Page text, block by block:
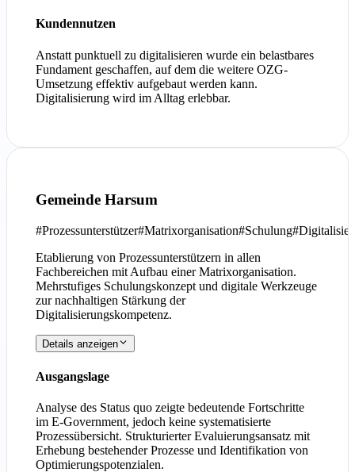
Kundennutzen
Anstatt punktuell zu digitalisieren wurde ein belastbares
Fundament geschaffen, auf dem die weitere OZG-
Umsetzung effektiv aufgebaut werden kann.
Digitalisierung wird im Alltag erlebbar.
Gemeinde Harsum
#Prozessunterstützer#Matrixorganisation#Schulung#
Etablierung von Prozessunterstützern in allen
Fachbereichen mit Aufbau einer Matrixorganisation.
Mehrstufiges Schulungskonzept und digitale Werkzeuge
zur nachhaltigen Stärkung der
Digitalisierungskompetenz.
Details anzeigen
Ausgangslage
Analyse des Status quo zeigte bedeutende Fortschritte
im E-Government, jedoch keine systematisierte
Prozessübersicht. Strukturierter Evaluierungsansatz mit
Erhebung bestehender Prozesse und Identifikation von
Optimierungspotenzialen.